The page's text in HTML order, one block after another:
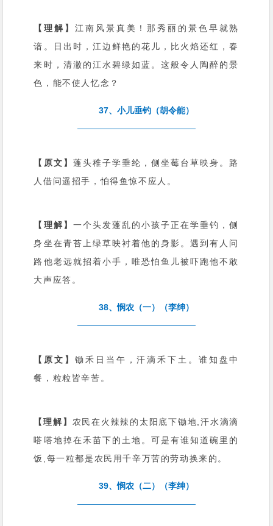
【理解】江南风景真美！那秀丽的景色早就熟
谙。日出时，江边鲜艳的花儿，比火焰还红，春
来时，清澈的江水碧绿如蓝。这般令人陶醉的景
色，能不使人忆念？
37、小儿垂钓（胡令能）
【原文】 蓬头稚子学垂纶，侧坐莓台草映身。路
人借问遥招手，怕得鱼惊不应人。
【理解】 一个头发蓬乱的小孩子正在学垂钓，侧
身坐在青苔上绿草映衬着他的身影。遇到有人问
路他老远就招着小手，唯恐怕鱼儿被吓跑他不敢
大声应答。
38、悯农（一）（李绅）
【原文】锄禾日当午，汗滴禾下土。谁知盘中
餐，粒粒皆辛苦。
【理解】 农民在火辣辣的太阳底下锄地,汗水滴滴
嗒嗒地掉在禾苗下的土地。可是有谁知道碗里的
饭,每一粒都是农民用千辛万苦的劳动换来的。
39、悯农（二）（李绅）